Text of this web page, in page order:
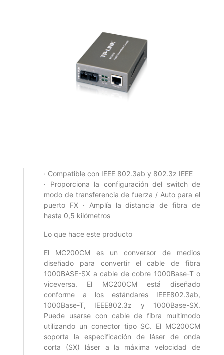
· Compatible con IEEE 802.3ab y 802.3z IEEE
· Proporciona la configuración del switch de
modo de transferencia de fuerza / Auto para el
puerto FX · Amplía la distancia de fibra de
hasta 0,5 kilómetros
Lo que hace este producto
El MC200CM es un conversor de medios
diseñado para convertir el cable de fibra
1000BASE-SX a cable de cobre 1000Base-T o
viceversa. El MC200CM está diseñado
conforme a los estándares IEEE802.3ab,
1000Base-T, IEEE802.3z y 1000Base-SX.
Puede usarse con cable de fibra multimodo
utilizando un conector tipo SC. El MC200CM
soporta la especificación de láser de onda
corta (SX) láser a la máxima velocidad de